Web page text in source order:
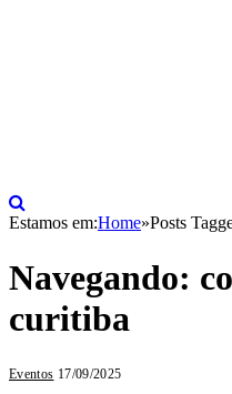
Estamos em:Home»Posts
Navegando:
curitiba
Eventos 17/09/2025